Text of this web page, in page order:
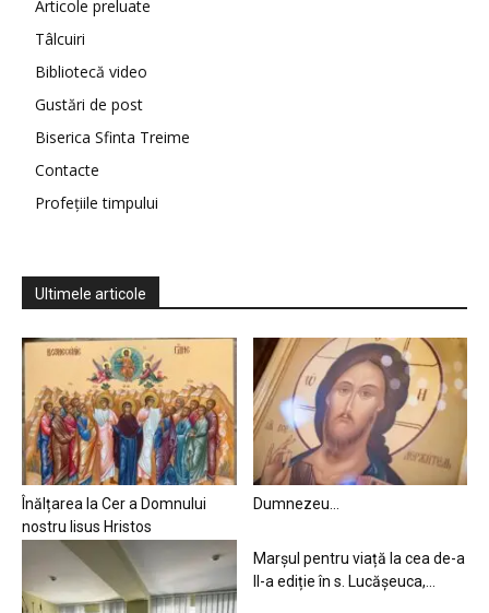
Articole preluate
Tâlcuiri
Bibliotecă video
Gustări de post
Biserica Sfinta Treime
Contacte
Profețiile timpului
Ultimele articole
Înălțarea la Cer a Domnului
nostru Iisus Hristos
Dumnezeu…
Marșul pentru viață la cea de-a
II-a ediție în s. Lucășeuca,...